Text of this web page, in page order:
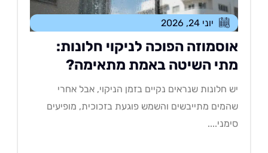
יוני 24, 2026
הפוכה לניקוי חלונות:
השיטה באמת מתאימה?
חלונות שנראים נקיים בזמן הניקוי, אבל אחרי
מתייבשים והשמש פוגעת בזכוכית, מופיעים